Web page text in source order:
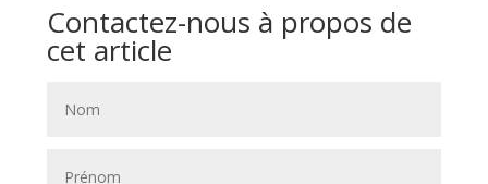
Contactez-nous à propos de
cet article